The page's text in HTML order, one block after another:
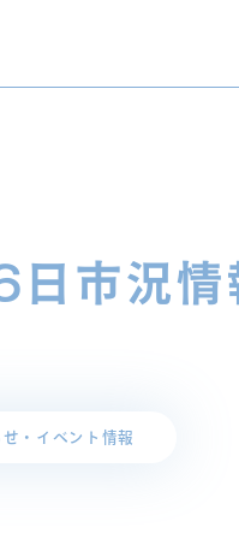
市況情
せ・イベント情報